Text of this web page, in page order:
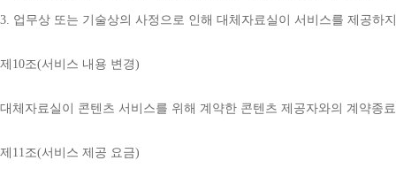
3. 업무상 또는 기술상의 사정으로 인해 대체자료실이 서비스를 제공하
제 10조(서비스 내용 변경)
대체자료실이 콘텐츠 서비스를 위해 계약한 콘텐츠 제공자와의 계약종
제 11조(서비스 제공 요금)